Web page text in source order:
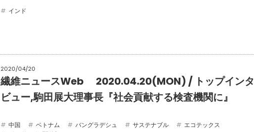
インド
2020/04/20
繊維ニュースWeb 2020.04.20(MON) / トップインタ
ビュー,駒田展大理事長『社会貢献する検査機関に』
中国 ベトナム バングラデシュ サステナブル
エコテックス